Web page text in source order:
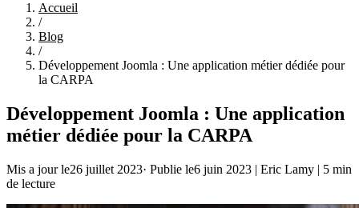
Accueil
/
Blog
/
Développement Joomla : Une application métier dédiée pour
la CARPA
Développement Joomla : Une application
métier dédiée pour la CARPA
Mis a jour le26 juillet 2023· Publie le6 juin 2023 | Eric Lamy | 5 min
de lecture